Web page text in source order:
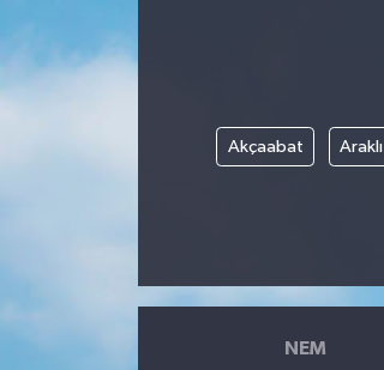
Akçaabat Araklı
NEM